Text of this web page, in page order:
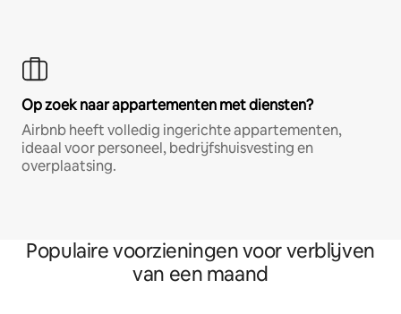
Op zoek naar appartementen met diensten?
Airbnb heeft volledig ingerichte appartementen,
ideaal voor personeel, bedrijfshuisvesting en
overplaatsing.
Populaire voorzieningen voor verblijven
van een maand